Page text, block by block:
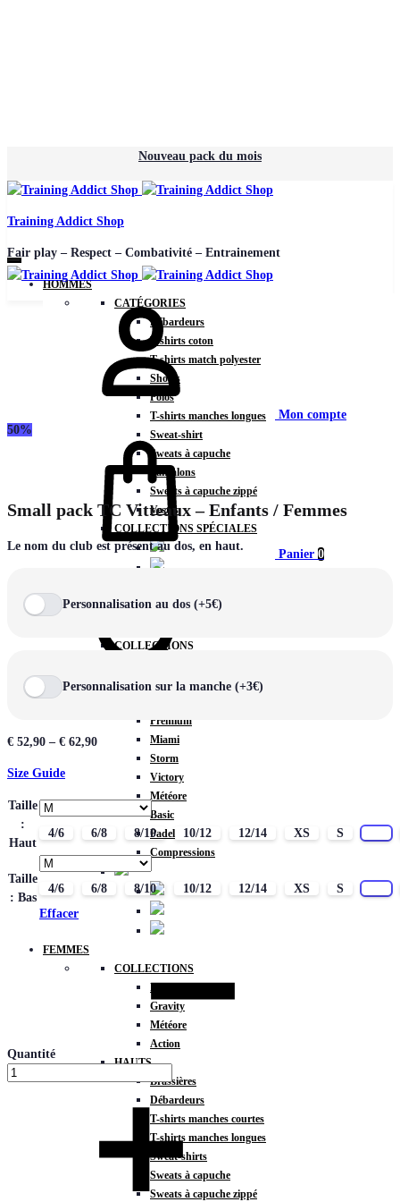
Nouveau pack du mois
Training Addict Shop
Fair play – Respect – Combativité – Entrainement
HOMMES
CATÉGORIES
Débardeurs
T-shirts coton
T-shirts match polyester
Shorts
Polos
T-shirts manches longues
Sweat-shirt
Sweats à capuche
Pantalons
Sweats à capuche zippé
Vestes
COLLECTIONS SPÉCIALES
COLLECTIONS
Rex
Premium
Miami
Storm
Victory
Météore
Basic
Padel
Compressions
FEMMES
COLLECTIONS
Fitness
Gravity
Météore
Action
HAUTS
Brassières
Débardeurs
T-shirts manches courtes
T-shirts manches longues
Sweat-shirts
Sweats à capuche
Sweats à capuche zippé
Mon compte
Panier 0
50%
Small pack TC Vitteaux – Enfants / Femmes
Le nom du club est présent au dos, en haut.
Personnalisation au dos (+5€)
Personnalisation sur la manche (+3€)
€ 52,90 – € 62,90
Size Guide
Taille
:
Haut
4/6 6/8 8/10 10/12 12/14 XS S
Taille
: Bas
4/6 6/8 8/10 10/12 12/14 XS S
Effacer
Quantité